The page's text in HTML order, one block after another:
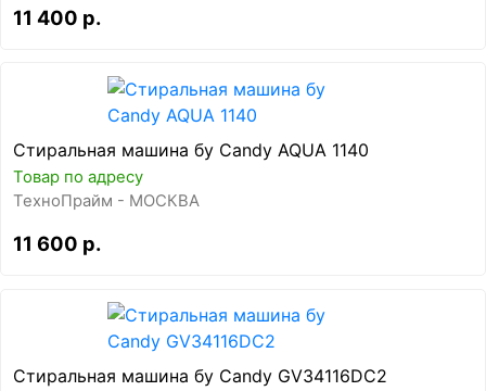
11 400 р.
Стиральная машина бу Candy AQUA 1140
Товар по адресу
ТехноПрайм - МОСКВА
11 600 р.
Стиральная машина бу Candy GV34116DC2